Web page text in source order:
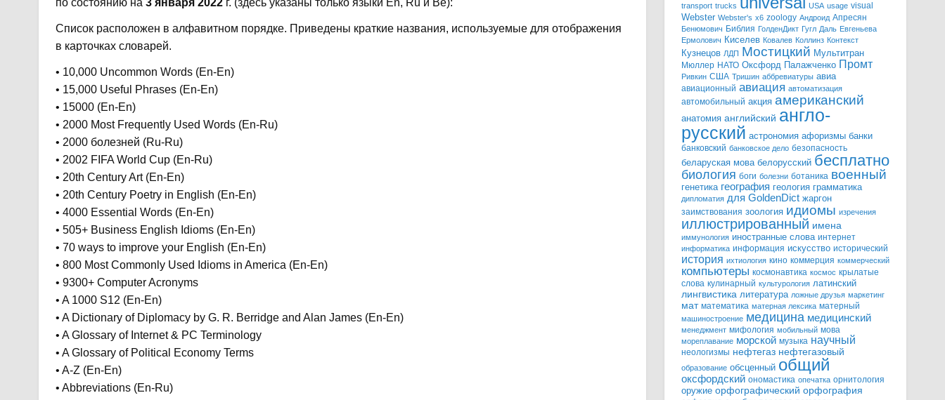
по состоянию на 3 января 2022г. (здесь указаны только языки En, Ru и Be):
Список расположен в алфавитном порядке. Приведены краткие названия, используемые для отображения
в карточках словарей.
• 10,000 Uncommon Words (En-En)
• 15,000 Useful Phrases (En-En)
• 15000 (En-En)
• 2000 Most Frequently Used Words (En-Ru)
• 2000 болезней (Ru-Ru)
• 2002 FIFA World Cup (En-Ru)
• 20th Century Art (En-En)
• 20th Century Poetry in English (En-En)
• 4000 Essential Words (En-En)
• 505+ Business English Idioms (En-En)
• 70 ways to improve your English (En-En)
• 800 Most Commonly Used Idioms in America (En-En)
• 9300+ Computer Acronyms
• A 1000 S12 (En-En)
• A Dictionary of Diplomacy by G. R. Berridge and Alan James (En-En)
• A Glossary of Internet & PC Terminology
• A Glossary of Political Economy Terms
• A-Z (En-En)
• Abbreviations (En-Ru)
transport trucks USA usage visual
Webster Webster's x6 zoology Андроид Апресян
Бенюмович Библия ГолденДикт Гугл Даль Евгеньева
Ермолович Киселев Ковалев Коллинз Контекст
Кузнецов ЛДП Мостицкий Мультитран
Мюллер НАТО Оксфорд Палажченко Промт
Ривкин США Тришин аббревиатуры авиа
авиационный авиация автоматизация
автомобильный акция американский
анатомия английский англо-
русский астрономия афоризмы банки
банковский банковское дело безопасность
беларуская мова белорусский бесплатно
биология боги болезни ботаника военный
генетика география геология грамматика
дипломатия для GoldenDict жаргон
заимствования зоология идиомы изречения
иллюстрированный имена
иммунология иностранные слова интернет
информатика информация искусство исторический
история ихтиология кино коммерция коммерческий
компьютеры космонавтика космос крылатые
слова кулинарный культурология латинский
лингвистика литература ложные друзья маркетинг
мат математика матерная лексика матерный
машиностроение медицина медицинский
менеджмент мифология мобильный мова
мореплавание морской музыка научный
неологизмы нефтегаз нефтегазовый
образование обсценный общий
оксфордский ономастика опечатка орнитология
оружие орфографический орфография